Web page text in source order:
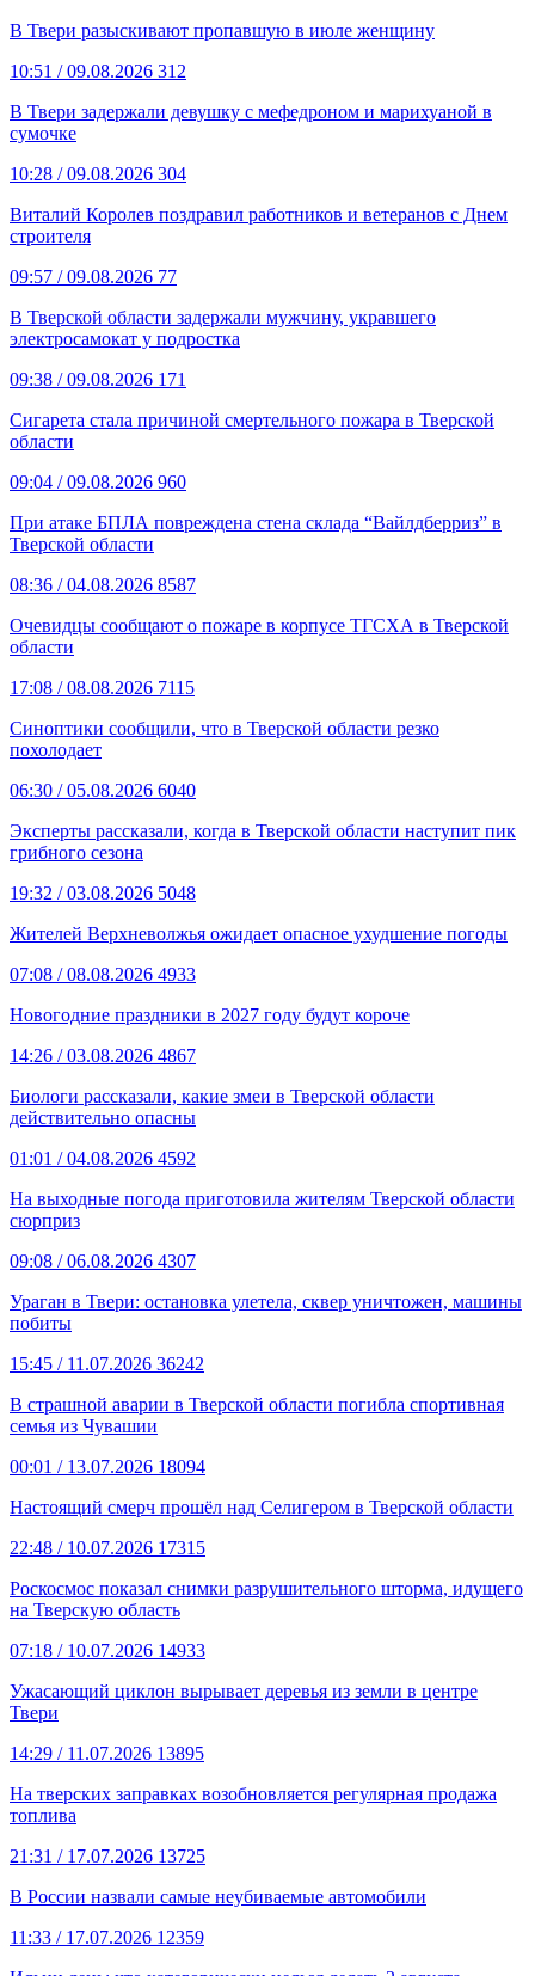
В Твери разыскивают пропавшую в июле женщину
10:51 / 09.08.2026 312
В Твери задержали девушку с мефедроном и марихуаной в
сумочке
10:28 / 09.08.2026 304
Виталий Королев поздравил работников и ветеранов с Днем
строителя
09:57 / 09.08.2026 77
В Тверской области задержали мужчину, укравшего
электросамокат у подростка
09:38 / 09.08.2026 171
Сигарета стала причиной смертельного пожара в Тверской
области
09:04 / 09.08.2026 960
При атаке БПЛА повреждена стена склада “Вайлдберриз” в
Тверской области
08:36 / 04.08.2026 8587
Очевидцы сообщают о пожаре в корпусе ТГСХА в Тверской
области
17:08 / 08.08.2026 7115
Синоптики сообщили, что в Тверской области резко
похолодает
06:30 / 05.08.2026 6040
Эксперты рассказали, когда в Тверской области наступит пик
грибного сезона
19:32 / 03.08.2026 5048
Жителей Верхневолжья ожидает опасное ухудшение погоды
07:08 / 08.08.2026 4933
Новогодние праздники в 2027 году будут короче
14:26 / 03.08.2026 4867
Биологи рассказали, какие змеи в Тверской области
действительно опасны
01:01 / 04.08.2026 4592
На выходные погода приготовила жителям Тверской области
сюрприз
09:08 / 06.08.2026 4307
Ураган в Твери: остановка улетела, сквер уничтожен, машины
побиты
15:45 / 11.07.2026 36242
В страшной аварии в Тверской области погибла спортивная
семья из Чувашии
00:01 / 13.07.2026 18094
Настоящий смерч прошёл над Селигером в Тверской области
22:48 / 10.07.2026 17315
Роскосмос показал снимки разрушительного шторма, идущего
на Тверскую область
07:18 / 10.07.2026 14933
Ужасающий циклон вырывает деревья из земли в центре
Твери
14:29 / 11.07.2026 13895
На тверских заправках возобновляется регулярная продажа
топлива
21:31 / 17.07.2026 13725
В России назвали самые неубиваемые автомобили
11:33 / 17.07.2026 12359